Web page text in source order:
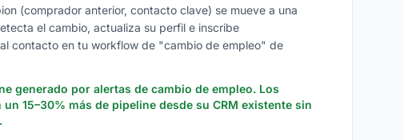
(comprador anterior, contacto clave) se mueve a una
el cambio, actualiza su perfil e inscribe
contacto en tu workflow de "cambio de empleo" de
generado por alertas de cambio de empleo. Los
15–30% más de pipeline desde su CRM existente sin